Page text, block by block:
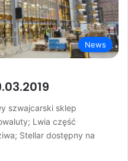
News
szwajcarski sklep
Lwia część
Stellar dostępny na